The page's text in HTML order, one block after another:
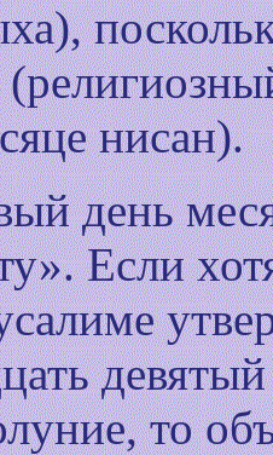
нисан).
день
Если
то